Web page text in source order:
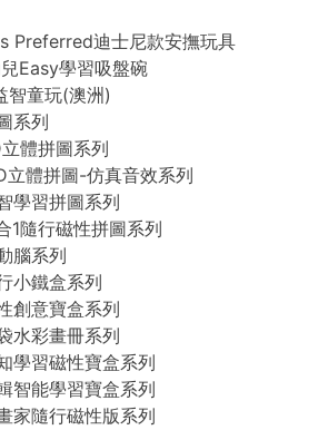
Preferred迪士尼款安撫玩具
Easy學習吸盤碗
智童玩(澳洲)
系列
體拼圖系列
體拼圖-仿真音效系列
學習拼圖系列
1隨行磁性拼圖系列
腦系列
小鐵盒系列
創意寶盒系列
水彩畫冊系列
學習磁性寶盒系列
智能學習寶盒系列
家隨行磁性版系列